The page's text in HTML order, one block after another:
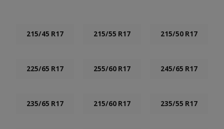
215/45 R17 215/55 R17 215/50 R17
225/65 R17 255/60 R17 245/65 R17
235/65 R17 215/60 R17 235/55 R17